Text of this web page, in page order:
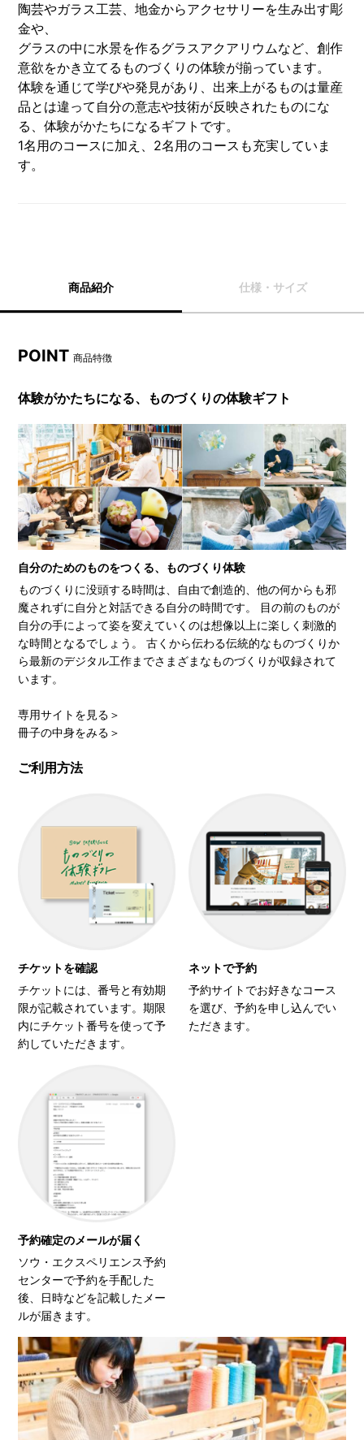
陶芸やガラス工芸、地金からアクセサリーを生み出す彫
金や、
グラスの中に水景を作るグラスアクアリウムなど、創作
意欲をかき立てるものづくりの体験が揃っています。
体験を通じて学びや発見があり、出来上がるものは量産
品とは違って自分の意志や技術が反映されたものにな
る、体験がかたちになるギフトです。
1名用のコースに加え、2名用のコースも充実していま
す。
商品紹介 仕様・サイズ
POINT商品特徴
体験がかたちになる、ものづくりの体験ギフト
自分のためのものをつくる、ものづくり体験
ものづくりに没頭する時間は、自由で創造的、他の何からも邪
魔されずに自分と対話できる自分の時間です。 目の前のものが
自分の手によって姿を変えていくのは想像以上に楽しく刺激的
な時間となるでしょう。 古くから伝わる伝統的なものづくりか
ら最新のデジタル工作までさまざまなものづくりが収録されて
います。
専用サイトを見る＞
冊子の中身をみる＞
ご利用方法
チケットを確認
チケットには、番号と有効期
限が記載されています。期限
内にチケット番号を使って予
約していただきます。
ネットで予約
予約サイトでお好きなコース
を選び、予約を申し込んでい
ただきます。
予約確定のメールが届く
ソウ・エクスペリエンス予約
センターで予約を手配した
後、日時などを記載したメー
ルが届きます。